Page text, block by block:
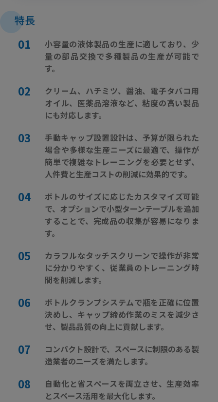
特長
小容量の液体製品の生産に適しており、少
量の部品交換で多種製品の生産が可能で
す。
クリーム、ハチミツ、醤油、電子タバコ用
オイル、医薬品溶液など、粘度の高い製品
にも対応します。
手動キャップ設置設計は、予算が限られた
場合や多様な生産ニーズに最適で、操作が
簡単で複雑なトレーニングを必要とせず、
人件費と生産コストの削減に効果的です。
ボトルのサイズに応じたカスタマイズ可能
で、オプションで小型ターンテーブルを追加
することで、完成品の収集が容易になりま
す。
カラフルなタッチスクリーンで操作が非常
に分かりやすく、従業員のトレーニング時
間を削減します。
ボトルクランプシステムで瓶を正確に位置
決めし、キャップ締め作業のミスを減少さ
せ、製品品質の向上に貢献します。
コンパクト設計で、スペースに制限のある製
造業者のニーズを満たします。
自動化と省スペースを両立させ、生産効率
とスペース活用を最大化します。